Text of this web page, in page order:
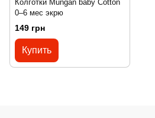
Колготки Mungan baby Cotton
0–6 мес экрю
149 грн
Купить